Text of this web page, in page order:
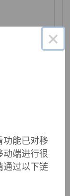
×
功能已对移
动端进行很
通过以下链